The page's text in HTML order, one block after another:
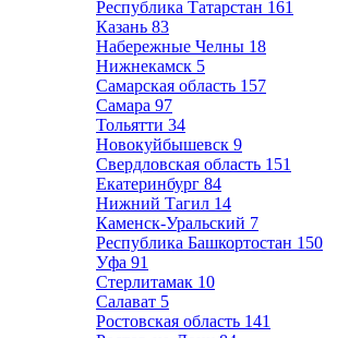
Республика Татарстан 161
Казань 83
Набережные Челны 18
Нижнекамск 5
Самарская область 157
Самара 97
Тольятти 34
Новокуйбышевск 9
Свердловская область 151
Екатеринбург 84
Нижний Тагил 14
Каменск-Уральский 7
Республика Башкортостан 150
Уфа 91
Стерлитамак 10
Салават 5
Ростовская область 141